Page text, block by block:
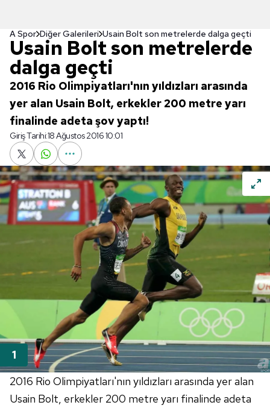
A Spor Diğer Galerileri Usain Bolt son metrelerde dalga geçti
Usain Bolt son metrelerde
dalga geçti
2016 Rio Olimpiyatları'nın yıldızları arasında
yer alan Usain Bolt, erkekler 200 metre yarı
finalinde adeta şov yaptı!
Giriş Tarihi:18 Ağustos 2016 10:01
2016 Rio Olimpiyatları'nın yıldızları arasında yer alan
Usain Bolt, erkekler 200 metre yarı finalinde adeta